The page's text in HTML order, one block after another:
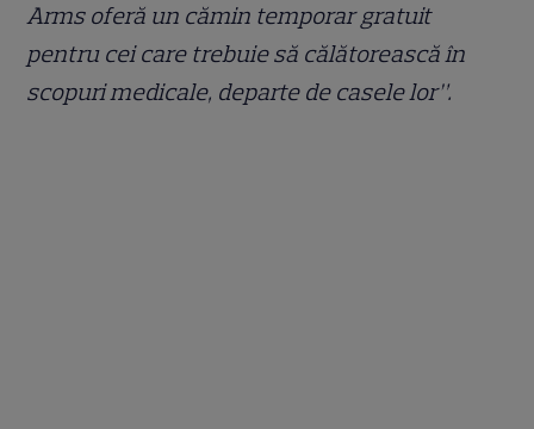
Arms oferă un cămin temporar gratuit
pentru cei care trebuie să călătorească în
scopuri medicale, departe de casele lor”.